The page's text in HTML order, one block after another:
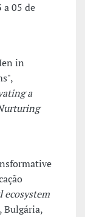
a 05 de
in
a
ecosystem
Bulgária,